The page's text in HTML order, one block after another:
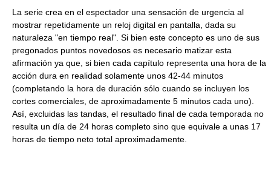
La serie crea en el espectador una sensación de urgencia al
mostrar repetidamente un reloj digital en pantalla, dada su
naturaleza "en tiempo real". Si bien este concepto es uno de sus
pregonados puntos novedosos es necesario matizar esta
afirmación ya que, si bien cada capítulo representa una hora de la
acción dura en realidad solamente unos 42-44 minutos
(completando la hora de duración sólo cuando se incluyen los
cortes comerciales, de aproximadamente 5 minutos cada uno).
Así, excluidas las tandas, el resultado final de cada temporada no
resulta un día de 24 horas completo sino que equivale a unas 17
horas de tiempo neto total aproximadamente.